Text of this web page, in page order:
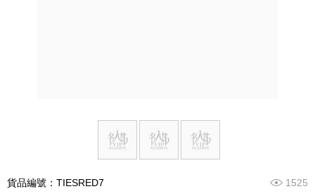
貨品編號：TIESRED7 1525